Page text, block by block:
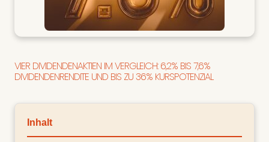
VIER DIVIDENDENAKTIEN IM VERGLEICH: 6,2% BIS 7,6%
DIVIDENDENRENDITE UND BIS ZU 36% KURSPOTENZIAL
Inhalt